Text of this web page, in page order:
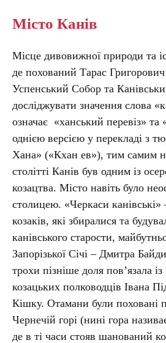
Місто Канів
Місце дивовижної природи та
де похований Тарас
Успенський Собор та
досліджувати значення слова
означає «ханський перевіз»
однією версією у перекладі з
Хана» («Кхан ев»), тим самим
столітті Канів був одним із
козацтва. Місто навіть було
столицею. «Черкаси канівські»
козаків, які збиралися та
канівського старости,
Запорізької Січі – Дмитра
трохи пізніше доля пов’язала
козацьких полководців Івана
Кішку. Отамани були поховані
Чернечій горі (нині гора
де в ті часи стояв шанований